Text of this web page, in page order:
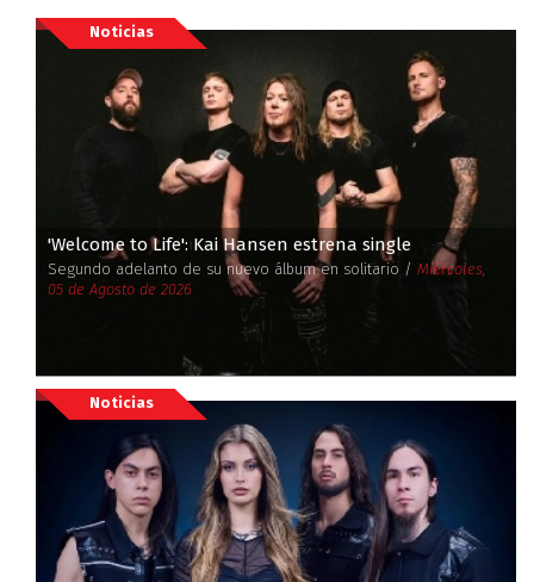
Noticias
'Welcome to Life': Kai Hansen estrena single
Segundo adelanto de su nuevo álbum en solitario / Miércoles,
05 de Agosto de 2026
Noticias